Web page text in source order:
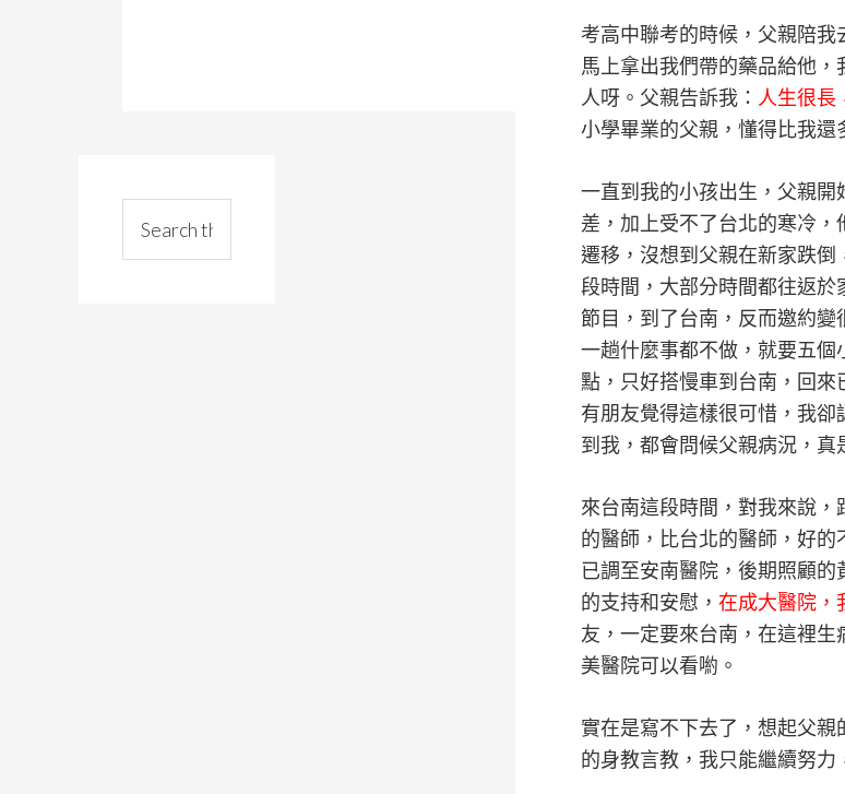
考高中聯考的時候，父親陪
馬上拿出我們帶的藥品給他
人呀。父親告訴我： 人生很長
小學畢業的父親，懂得比我還
一直到我的小孩出生，父親
差，加上受不了台北的寒冷
遷移，沒想到父親在新家跌
段時間，大部分時間都往返
節目，到了台南，反而邀約變
一趟什麼事都不做，就要五
點，只好搭慢車到台南，回來
有朋友覺得這樣很可惜，我
到我，都會問候父親病況，真
來台南這段時間，對我來說
的醫師，比台北的醫師，好
已調至安南醫院，後期照顧
的支持和安慰， 在成大醫院，
友，一定要來台南，在這裡
美醫院可以看喲。
實在是寫不下去了，想起父
的身教言教，我只能繼續努力